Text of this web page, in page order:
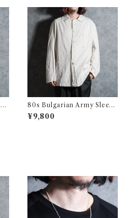
80s Bulgarian Army Sleepi
ng Shirts Coverall ブルガリ
ア軍 スリーピング シャツ カバ
¥9,800